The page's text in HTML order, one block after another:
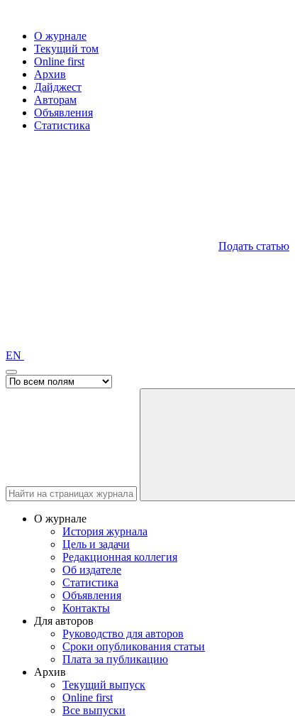
О журнале
Текущий том
Online first
Архив
Дайджест
Авторам
Объявления
Статистика
Подать статью
EN
О журнале
История журнала
Цель и задачи
Редакционная коллегия
Об издателе
Статистика
Объявления
Контакты
Для авторов
Руководство для авторов
Сроки опубликования статьи
Плата за публикацию
Архив
Текущий выпуск
Online first
Все выпуски